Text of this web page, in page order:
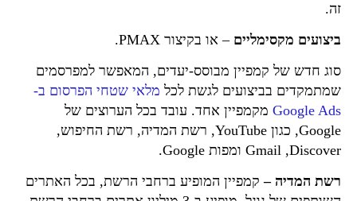
זה.
ביצועים מקסימליים – או בקיצור PMAX.
סוג חדש של קמפיין מבוסס-יעדים, המאפשר למפרסמים
שמתמקדים בביצועים לגשת לכל מלאי שטחי הפרסום ב-
Google Adsמקמפיין אחד. עובד בכל הערוצים של
Google, כגון YouTube, רשת המדיה, רשת החיפוש,
Discover‏, Gmail ומפות Google.
רשת המדיה –קמפיין המופיע ברחבי הרשת, בכל האתרים